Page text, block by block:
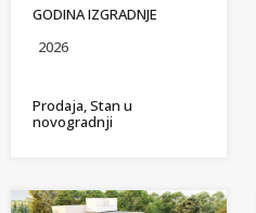
GODINA IZGRADNJE
2026
Prodaja, Stan u
novogradnji